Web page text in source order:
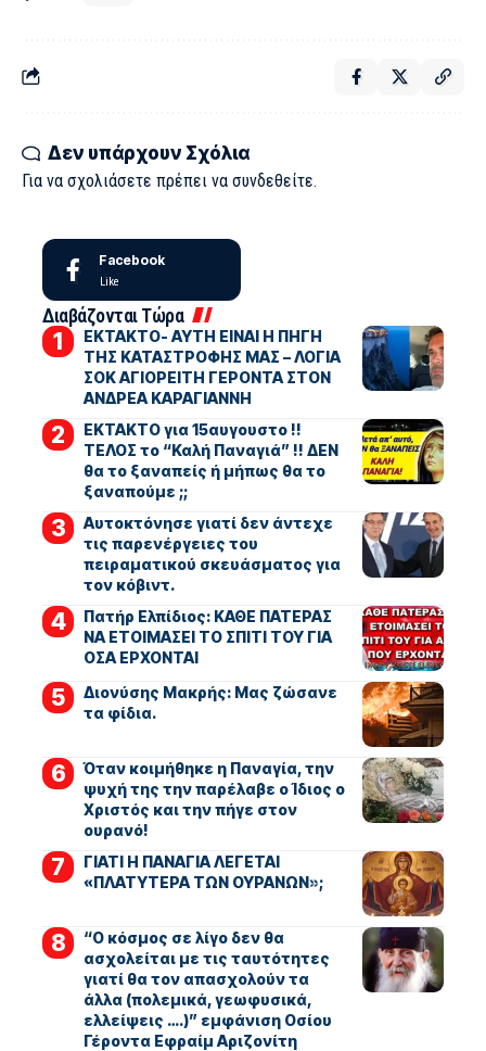
Δεν υπάρχουν Σχόλια
Για να σχολιάσετε πρέπει να συνδεθείτε.
Facebook
Like
Διαβάζονται Τώρα
ΕΚΤΑΚΤΟ- ΑΥΤΗ ΕΙΝΑΙ Η ΠΗΓΗ
ΤΗΣ ΚΑΤΑΣΤΡΟΦΗΣ ΜΑΣ – ΛΟΓΙΑ
ΣΟΚ ΑΓΙΟΡΕΙΤΗ ΓΕΡΟΝΤΑ ΣΤΟΝ
ΑΝΔΡΕΑ ΚΑΡΑΓΙΑΝΝΗ
ΕΚΤΑΚΤΟ για 15αυγουστο !!
ΤΕΛΟΣ το “Καλή Παναγιά” !! ΔΕΝ
θα το ξαναπείς ή μήπως θα το
ξαναπούμε ;;
Αυτοκτόνησε γιατί δεν άντεχε
τις παρενέργειες του
πειραματικού σκευάσματος για
τον κόβιντ.
Πατήρ Ελπίδιος: ΚΑΘΕ ΠΑΤΕΡΑΣ
ΝΑ ΕΤΟΙΜΑΣΕΙ ΤΟ ΣΠΙΤΙ ΤΟΥ ΓΙΑ
ΟΣΑ ΕΡΧΟΝΤΑΙ
Διονύσης Μακρής: Μας ζώσανε
τα φίδια.
Όταν κοιμήθηκε η Παναγία, την
ψυχή της την παρέλαβε ο Ίδιος ο
Χριστός και την πήγε στον
ουρανό!
ΓΙΑΤΙ Η ΠΑΝΑΓΙΑ ΛΕΓΕΤΑΙ
«ΠΛΑΤΥΤΕΡΑ ΤΩΝ ΟΥΡΑΝΩΝ»;
“Ο κόσμος σε λίγο δεν θα
ασχολείται με τις ταυτότητες
γιατί θα τον απασχολούν τα
άλλα (πολεμικά, γεωφυσικά,
ελλείψεις ….)” εμφάνιση Οσίου
Γέροντα Εφραίμ Αριζονίτη